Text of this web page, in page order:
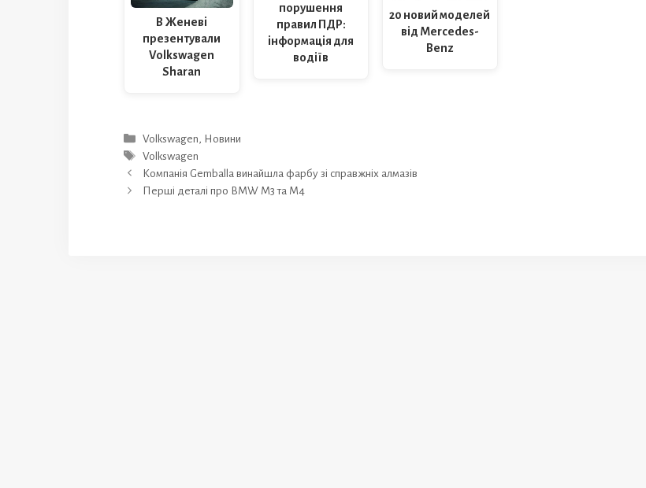
В Женеві
презентували
Volkswagen
Sharan
порушення
правил ПДР:
інформація для
водіїв
20 новий моделей
від Mercedes-
Benz
Категорії
Volkswagen
Новини
Позначки
Volkswagen
Компанія Gemballa винайшла фарбу зі справжніх алмазів
Перші деталі про BMW M3 та M4